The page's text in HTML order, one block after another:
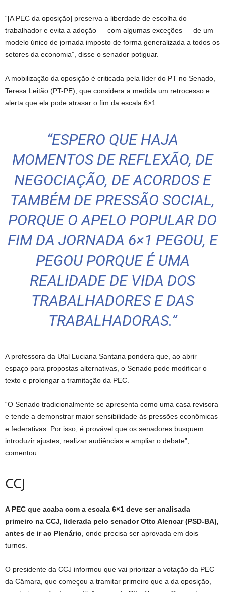
“[A PEC da oposição] preserva a liberdade de escolha do
trabalhador e evita a adoção — com algumas exceções — de um
modelo único de jornada imposto de forma generalizada a todos os
setores da economia”, disse o senador potiguar.
A mobilização da oposição é criticada pela líder do PT no Senado,
Teresa Leitão (PT-PE), que considera a medida um retrocesso e
alerta que ela pode atrasar o fim da escala 6×1:
“ESPERO QUE HAJA
MOMENTOS DE REFLEXÃO, DE
NEGOCIAÇÃO, DE ACORDOS E
TAMBÉM DE PRESSÃO SOCIAL,
PORQUE O APELO POPULAR DO
FIM DA JORNADA 6×1 PEGOU, E
PEGOU PORQUE É UMA
REALIDADE DE VIDA DOS
TRABALHADORES E DAS
TRABALHADORAS.”
A professora da Ufal Luciana Santana pondera que, ao abrir
espaço para propostas alternativas, o Senado pode modificar o
texto e prolongar a tramitação da PEC.
“O Senado tradicionalmente se apresenta como uma casa revisora
e tende a demonstrar maior sensibilidade às pressões econômicas
e federativas. Por isso, é provável que os senadores busquem
introduzir ajustes, realizar audiências e ampliar o debate”,
comentou.
CCJ
A PEC que acaba com a escala 6×1 deve ser analisada
primeiro na CCJ, liderada pelo senador Otto Alencar (PSD-BA),
antes de ir ao Plenário , onde precisa ser aprovada em dois
turnos.
O presidente da CCJ informou que vai priorizar a votação da PEC
da Câmara, que começou a tramitar primeiro que a da oposição,